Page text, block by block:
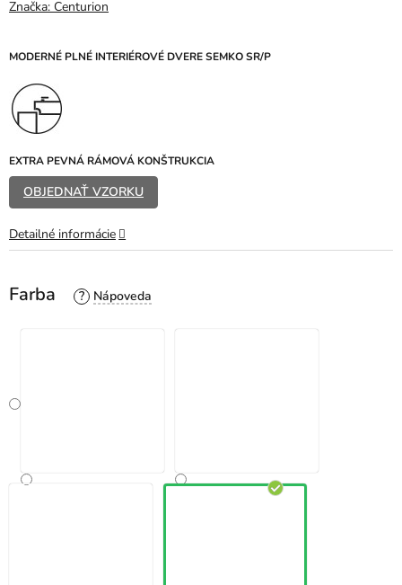
Farba ?
MODERNÉ PLNÉ INTERIÉROVÉ DVERE SEMKO SR/P
EXTRA PEVNÁ RÁMOVÁ KONŠTRUKCIA
OBJEDNAŤ VZORKU
Detailné informácie
produktu
z
hviezdičiek.
Značka: Centurion